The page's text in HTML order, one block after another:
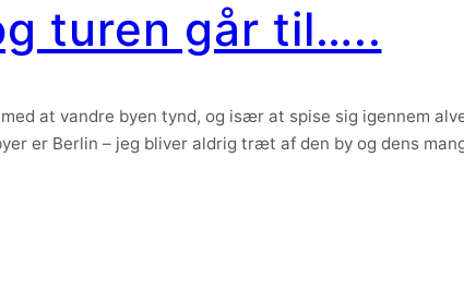
turen går til…..
at vandre byen tynd, og især at spise sig igennem
er Berlin – jeg bliver aldrig træt af den by og dens